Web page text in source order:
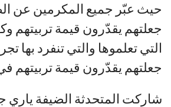
حيث عبّر جميع المكرمين عن
جعلتهم يقدّرون قيمة تربيتهم
التي تعلموها والتي تنفرد بها
جعلتهم يقدّرون قيمة تربيتهم
شاركت المتحدثة الضيفة ياري